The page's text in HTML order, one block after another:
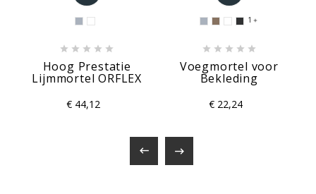
    
Hoog Prestatie
Lijmmortel ORFLEX
€ 44,12
1 
    
Voegmortel voor
Bekleding
€ 22,24
 